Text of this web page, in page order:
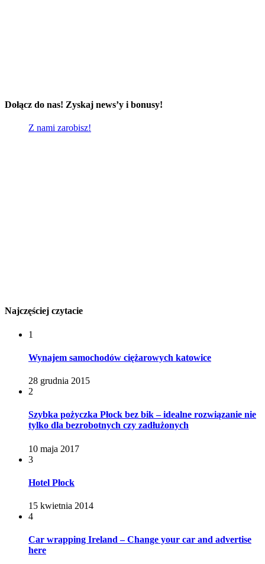
Dołącz do nas! Zyskaj news’y i bonusy!
Z nami zarobisz!
Najczęściej czytacie
1
Wynajem samochodów ciężarowych katowice
28 grudnia 2015
2
Szybka pożyczka Płock bez bik – idealne rozwiązanie nie
tylko dla bezrobotnych czy zadłużonych
10 maja 2017
3
Hotel Płock
15 kwietnia 2014
4
Car wrapping Ireland – Change your car and advertise
here